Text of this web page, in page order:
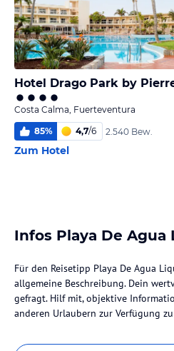
Costa Calma, Fuerteventura
85% 4,7/6 2.540 Bew.
Zum Hotel
Infos Playa De Agua
Für den Reisetipp Playa De Agua
allgemeine Beschreibung. Dein
gefragt. Hilf mit, objektive
anderen Urlaubern zur Verfügung